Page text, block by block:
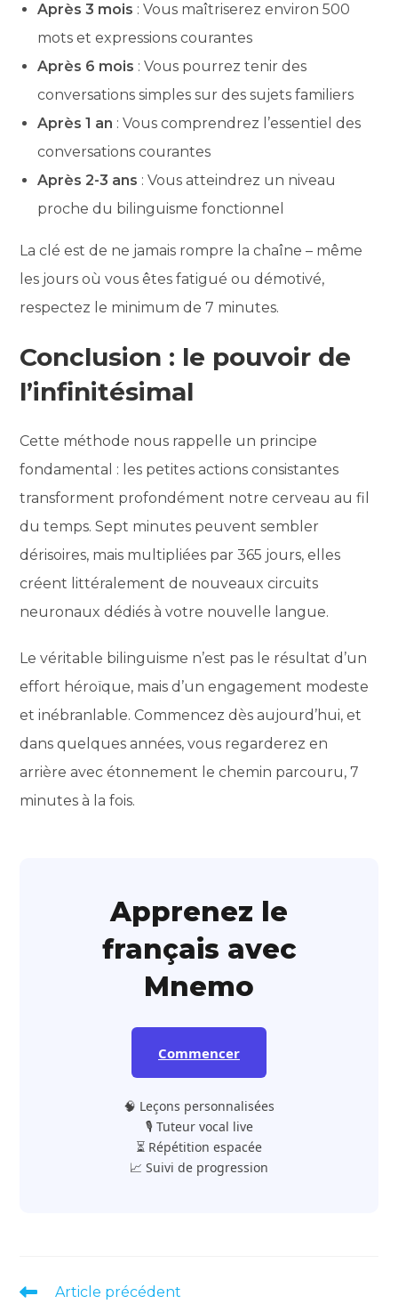
Après 3 mois : Vous maîtriserez environ 500
mots et expressions courantes
Après 6 mois : Vous pourrez tenir des
conversations simples sur des sujets familiers
Après 1 an : Vous comprendrez l’essentiel des
conversations courantes
Après 2-3 ans : Vous atteindrez un niveau
proche du bilinguisme fonctionnel
La clé est de ne jamais rompre la chaîne – même
les jours où vous êtes fatigué ou démotivé,
respectez le minimum de 7 minutes.
Conclusion : le pouvoir de
l’infinitésimal
Cette méthode nous rappelle un principe
fondamental : les petites actions consistantes
transforment profondément notre cerveau au fil
du temps. Sept minutes peuvent sembler
dérisoires, mais multipliées par 365 jours, elles
créent littéralement de nouveaux circuits
neuronaux dédiés à votre nouvelle langue.
Le véritable bilinguisme n’est pas le résultat d’un
effort héroïque, mais d’un engagement modeste
et inébranlable. Commencez dès aujourd’hui, et
dans quelques années, vous regarderez en
arrière avec étonnement le chemin parcouru, 7
minutes à la fois.
Apprenez le
français avec
Mnemo
Commencer
🧠 Leçons personnalisées
🎙️ Tuteur vocal live
⏳ Répétition espacée
📈 Suivi de progression
Read
Article précédent